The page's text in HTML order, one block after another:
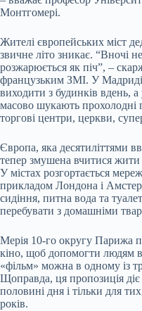
Монтгомері.
Жителі європейських міст
звичне літо зникає. “Вночі
розжарюється як піч”, –
французьким ЗМІ. У
виходити з будинків вдень,
масово шукають прохолодні
торгові центри, церкви,
Європа, яка десятиліттями
тепер змушена вчитися жити
У містах розгортається
прикладом Лондона і
сидіння, питна вода та
перебувати з домашніми
Мерія 10-го округу Парижа
кіно, щоб допомогти людям
«фільм» можна в одному із
Щоправда, ця пропозиція діє
половині дня і тільки для
років.